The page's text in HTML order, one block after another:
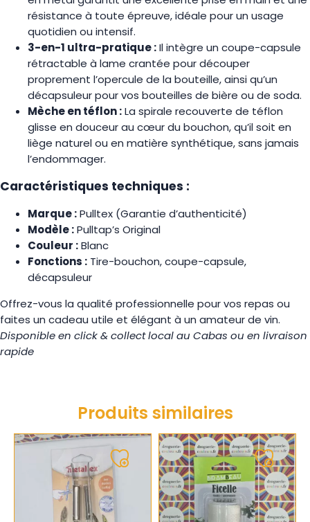
résistance à toute épreuve, idéale pour un usage
quotidien ou intensif.
3-en-1 ultra-pratique :Il intègre un coupe-capsule
rétractable à lame crantée pour découper
proprement l’opercule de la bouteille, ainsi qu’un
décapsuleur pour vos bouteilles de bière ou de soda.
Mèche en téflon :La spirale recouverte de téflon
glisse en douceur au cœur du bouchon, qu’il soit en
liège naturel ou en matière synthétique, sans jamais
l’endommager.
Caractéristiques techniques :
Marque :Pulltex (Garantie d’authenticité)
Modèle :Pulltap’s Original
Couleur :Blanc
Fonctions : Tire-bouchon, coupe-capsule,
décapsuleur
Offrez-vous la qualité professionnelle pour vos repas ou
faites un cadeau utile et élégant à un amateur de vin.
Disponible en click & collect local au Cabas ou en livraison
rapide
Produits similaires
Ajouter
Ajouter
à
ma
liste